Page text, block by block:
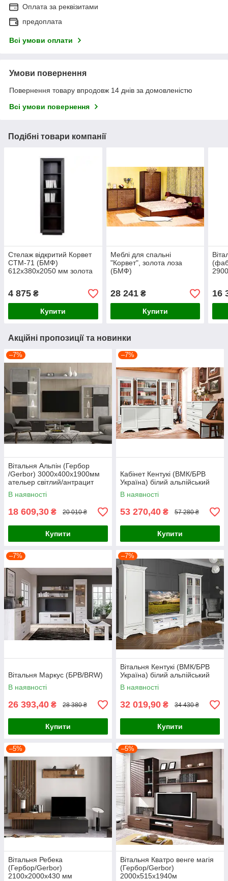
Оплата за реквізитами
предоплата
Всі умови оплати
Умови повернення
Повернення товару впродовж 14 днів за домовленістю
Всі умови повернення
Подібні товари компанії
Стелаж відкритий Корвет
СТМ-71 (БМФ)
612х380х2050 мм золота
4 875 ₴
Купити
Меблі для спальні
"Корвет", золота лоза
(БМФ)
28 241₴
Купити
16
Акційні пропозиції та новинки
–7%
Вітальня Альпін (Гербор
/Gerbor) 3000х400х1900мм
ательер світлий/антрацит
В наявності
18 609,30 ₴ 20 010 ₴
Купити
–7%
Кабінет Кентукі (ВМК/БРВ
Україна) білий альпійський
В наявності
53 270,40 ₴ 57 280 ₴
Купити
–7%
Вітальня Маркус (БРВ/BRW)
В наявності
26 393,40 ₴ 28 380 ₴
Купити
–7%
Вітальня Кентукі (ВМК/БРВ
Україна) білий альпійський
В наявності
32 019,90 ₴ 34 430 ₴
Купити
–5%
Вітальня Ребека
(Гербор/Gerbor)
2100х2000х430 мм
–5%
Вітальня Кватро венге магія
(Гербор/Gerbor)
2000х515х1940м